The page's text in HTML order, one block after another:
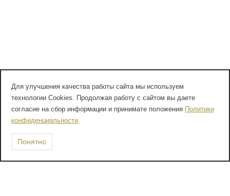
Для улучшения качества работы сайта мы используем
технологии Cookies. Продолжая работу с сайтом вы даете
согласие на сбор информации и принимате положения Политики
конфиденциальности.
Понятно